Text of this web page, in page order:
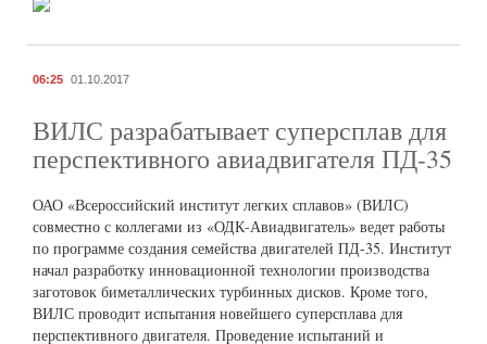
06:25 01.10.2017
ВИЛС разрабатывает суперсплав для
перспективного авиадвигателя ПД-35
ОАО «Всероссийский институт легких сплавов» (ВИЛС)
совместно с коллегами из «ОДК-Авиадвигатель» ведет работы
по программе создания семейства двигателей ПД-35. Институт
начал разработку инновационной технологии производства
заготовок биметаллических турбинных дисков. Кроме того,
ВИЛС проводит испытания новейшего суперсплава для
перспективного двигателя. Проведение испытаний и